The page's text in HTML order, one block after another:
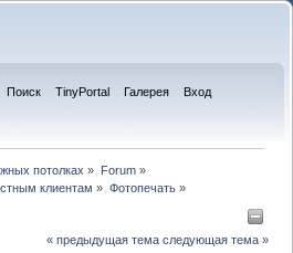
Поиск TinyPortal Галерея Вход
потолках » Forum»
клиентам » Фотопечать»
« предыдущая тема следующая тема »